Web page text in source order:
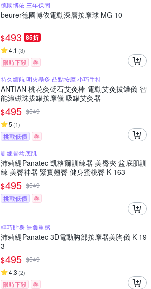
德國博依 三年保固
beurer德國博依電動深層按摩球 MG 10
$493 85折
4.1 (3)
限時下殺
券
持久續航 明火懸灸 凸點按摩 小巧手持
ANTIAN 桃花灸砭石艾灸棒 電動艾灸拔罐儀 智
能滾磁珠拔罐按摩儀 吸罐艾灸器
$495 $549
5 (1)
挑戰低價
券
訓練骨盆底肌
沛莉緹Panatec 凱格爾訓練器 美臀夾 盆底肌訓
練 美臀神器 緊實翹臀 健身蜜桃臀 K-163
$495 $549
挑戰低價
券
輕巧貼身 無負重感
沛莉緹Panatec 3D電動胸部按摩器美胸儀 K-19
3
$495 $549
4.3 (2)
限時下殺 券